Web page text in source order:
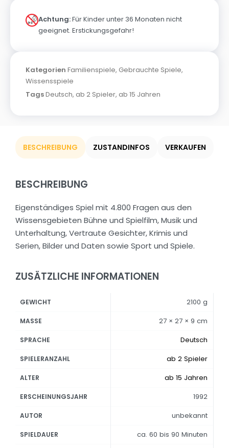
Achtung:Für Kinder unter 36 Monaten nicht
geeignet. Erstickungsgefahr!
Kategorien Familienspiele, Gebrauchte Spiele,
Wissensspiele
TagsDeutsch, ab 2 Spieler, ab 15 Jahren
BESCHREIBUNG ZUSTANDINFOS VERKAUFEN
BESCHREIBUNG
Eigenständiges Spiel mit 4.800 Fragen aus den
Wissensgebieten Bühne und Spielfilm, Musik und
Unterhaltung, Vertraute Gesichter, Krimis und
Serien, Bilder und Daten sowie Sport und Spiele.
ZUSÄTZLICHE INFORMATIONEN
GEWICHT 2100 g
MASSE 27 × 27 × 9 cm
SPRACHE Deutsch
SPIELERANZAHL ab 2 Spieler
ALTER ab 15 Jahren
ERSCHEINUNGSJAHR 1992
AUTOR unbekannt
SPIELDAUER ca. 60 bis 90 Minuten